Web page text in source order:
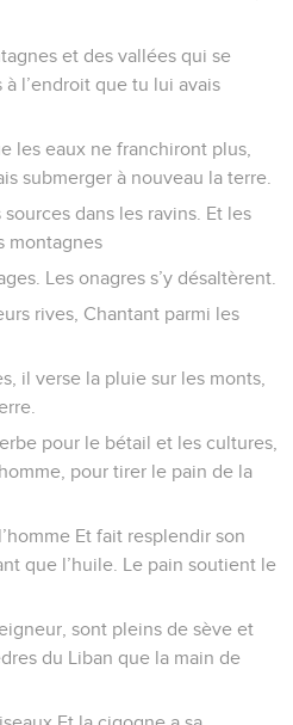
et la nuit vient, et c’est
tous les animaux des
demandant à Dieu leur
ils se replient dans leurs
il travaillera jusqu’au soir.
nombre ! Tu as tout fait
est pleine des biens que ta
Peuplée d’animaux
Et avec ce monstre marin
recevoir la nourriture,
Ils sont comblés
ils sont éperdus et
leur souffle, Ils expirent et
d’où ils viennent.